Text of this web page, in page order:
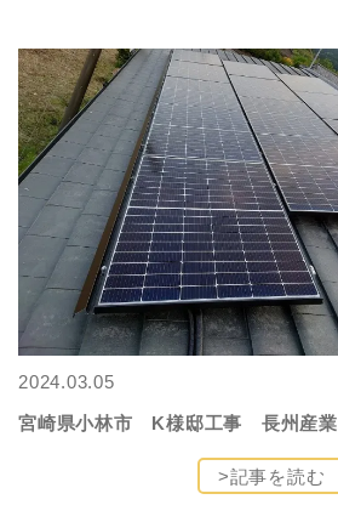
2024.03.05
宮崎県小林市 K様邸工事 長州産業
>記事を読む